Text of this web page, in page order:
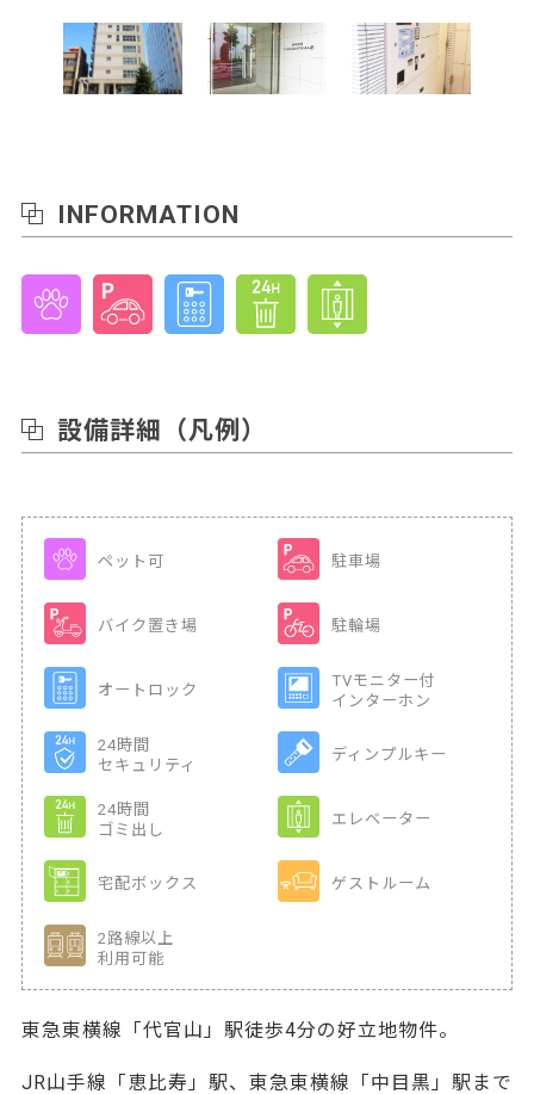
INFORMATION
設備詳細 （凡例）
ペット可 駐車場
バイク置き場 駐輪場
オートロック
TVモニター付
インターホン
24時間
セキュリティ
ディンプルキー
24時間
ゴミ出し
エレベーター
宅配ボックス ゲストルーム
2路線以上
利用可能
東急東横線「代官山」駅徒歩4分の好立地物件。
JR山手線「恵比寿」駅、東急東横線「中目黒」駅まで